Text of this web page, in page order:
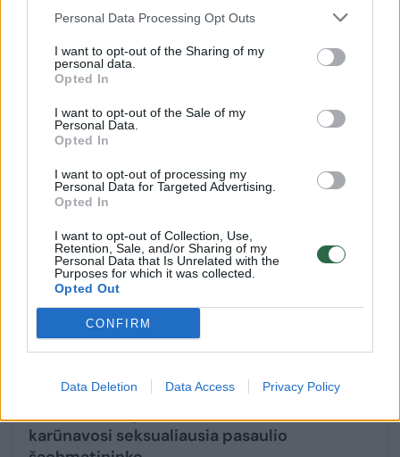
Personal Data Processing Opt Outs
I want to opt-out of the Sharing of my
personal data.
Opted In
I want to opt-out of the Sale of my
Personal Data.
Opted In
I want to opt-out of processing my
Personal Data for Targeted Advertising.
Opted In
I want to opt-out of Collection, Use,
Retention, Sale, and/or Sharing of my
Personal Data that Is Unrelated with the
Purposes for which it was collected.
Opted Out
CONFIRM
Data Deletion Data Access Privacy Policy
IOC sureagavo į Alžyro boksininkės
skandalą, kuriame netrūksta ir rusiškų
akcentų
Internete suspindusi Andrea Botez
karūnavosi seksualiausia pasaulio